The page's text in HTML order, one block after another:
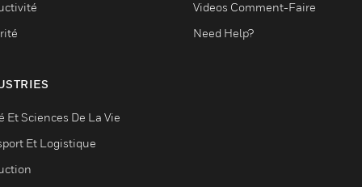
Et Sciences De La Vie
Et Logistique
Videos Comment-Faire
Need Help?